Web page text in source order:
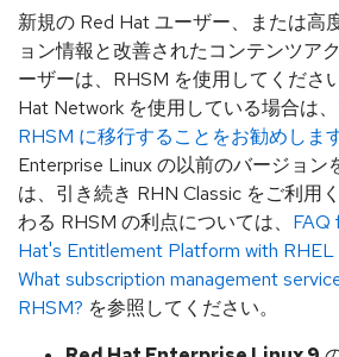
新規の Red Hat ユーザー、または高
ョン情報と改善されたコンテンツア
ーザーは、RHSM を使用してくださ
Hat Network を使用している場合は、
RHSM に移行することをお勧めしま
Enterprise Linux の以前のバージョン
は、引き続き RHN Classic をご利用
わる RHSM の利点については、 FAQ
Hat's Entitlement Platform with RHEL
What subscription management
RHSM? を参照してください。